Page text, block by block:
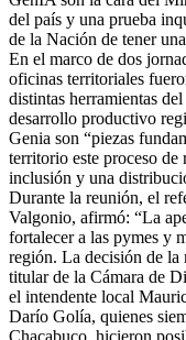
del país y una prueba
de la Nación de tener
En el marco de dos
oficinas territoriales
distintas herramientas
desarrollo productivo
Genia son “piezas
territorio este proceso
inclusión y una
Durante la reunión, el
Valgonio, afirmó: “La
fortalecer a las pymes y
región. La decisión de
titular de la Cámara de
el intendente local
Darío Golía, quienes
Chacabuco, hicieron